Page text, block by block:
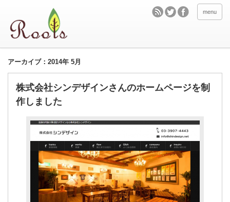
menu
アーカイブ：2014年 5月
株式会社シンデザインさんのホームページを制
作しました